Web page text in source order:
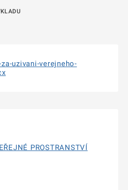
uzivani-verejneho-
PROSTRANSTVÍ